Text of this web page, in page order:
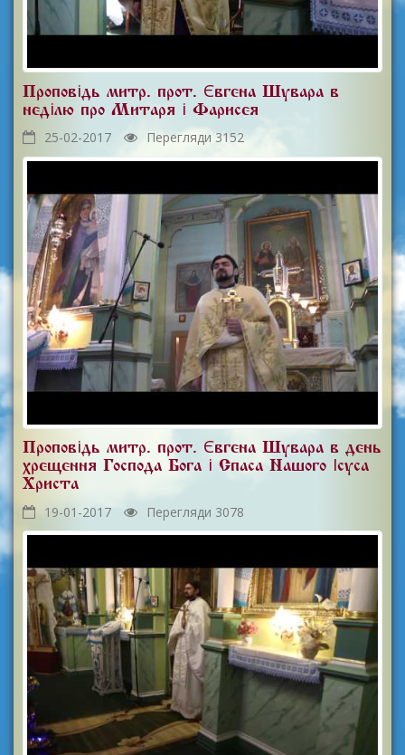
Проповідь митр. прот. Євгена Шувара в
неділю про Митаря і Фарисея
25-02-2017 Перегляди 3152
Проповідь митр. прот. Євгена Шувара в день
хрещення Господа Бога і Спаса Нашого Ісуса
Христа
19-01-2017 Перегляди 3078